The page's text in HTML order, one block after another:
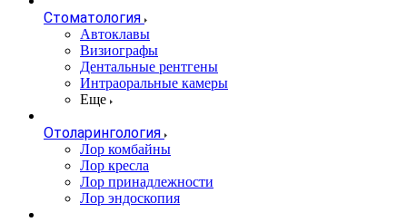
Стоматология
Автоклавы
Визиографы
Дентальные рентгены
Интраоральные камеры
Еще
Отоларингология
Лор комбайны
Лор кресла
Лор принадлежности
Лор эндоскопия